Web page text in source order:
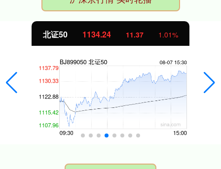
北证50 1134.24 11.37 1.01%